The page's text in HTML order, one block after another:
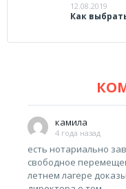
12.08.2019
Как
камила
4 года назад
есть нотариально
свободное
летнем лагере